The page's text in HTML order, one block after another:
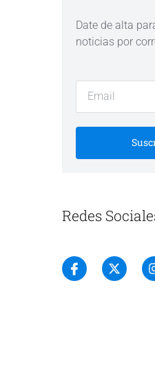
Date de alta
noticias por
Redes